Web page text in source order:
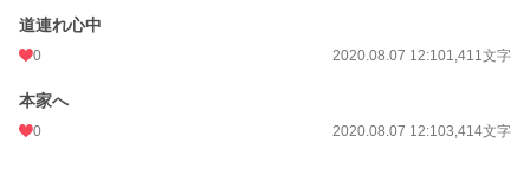
道連れ心中
0 2020.08.07 12:101,411文字
本家へ
0 2020.08.07 12:103,414文字